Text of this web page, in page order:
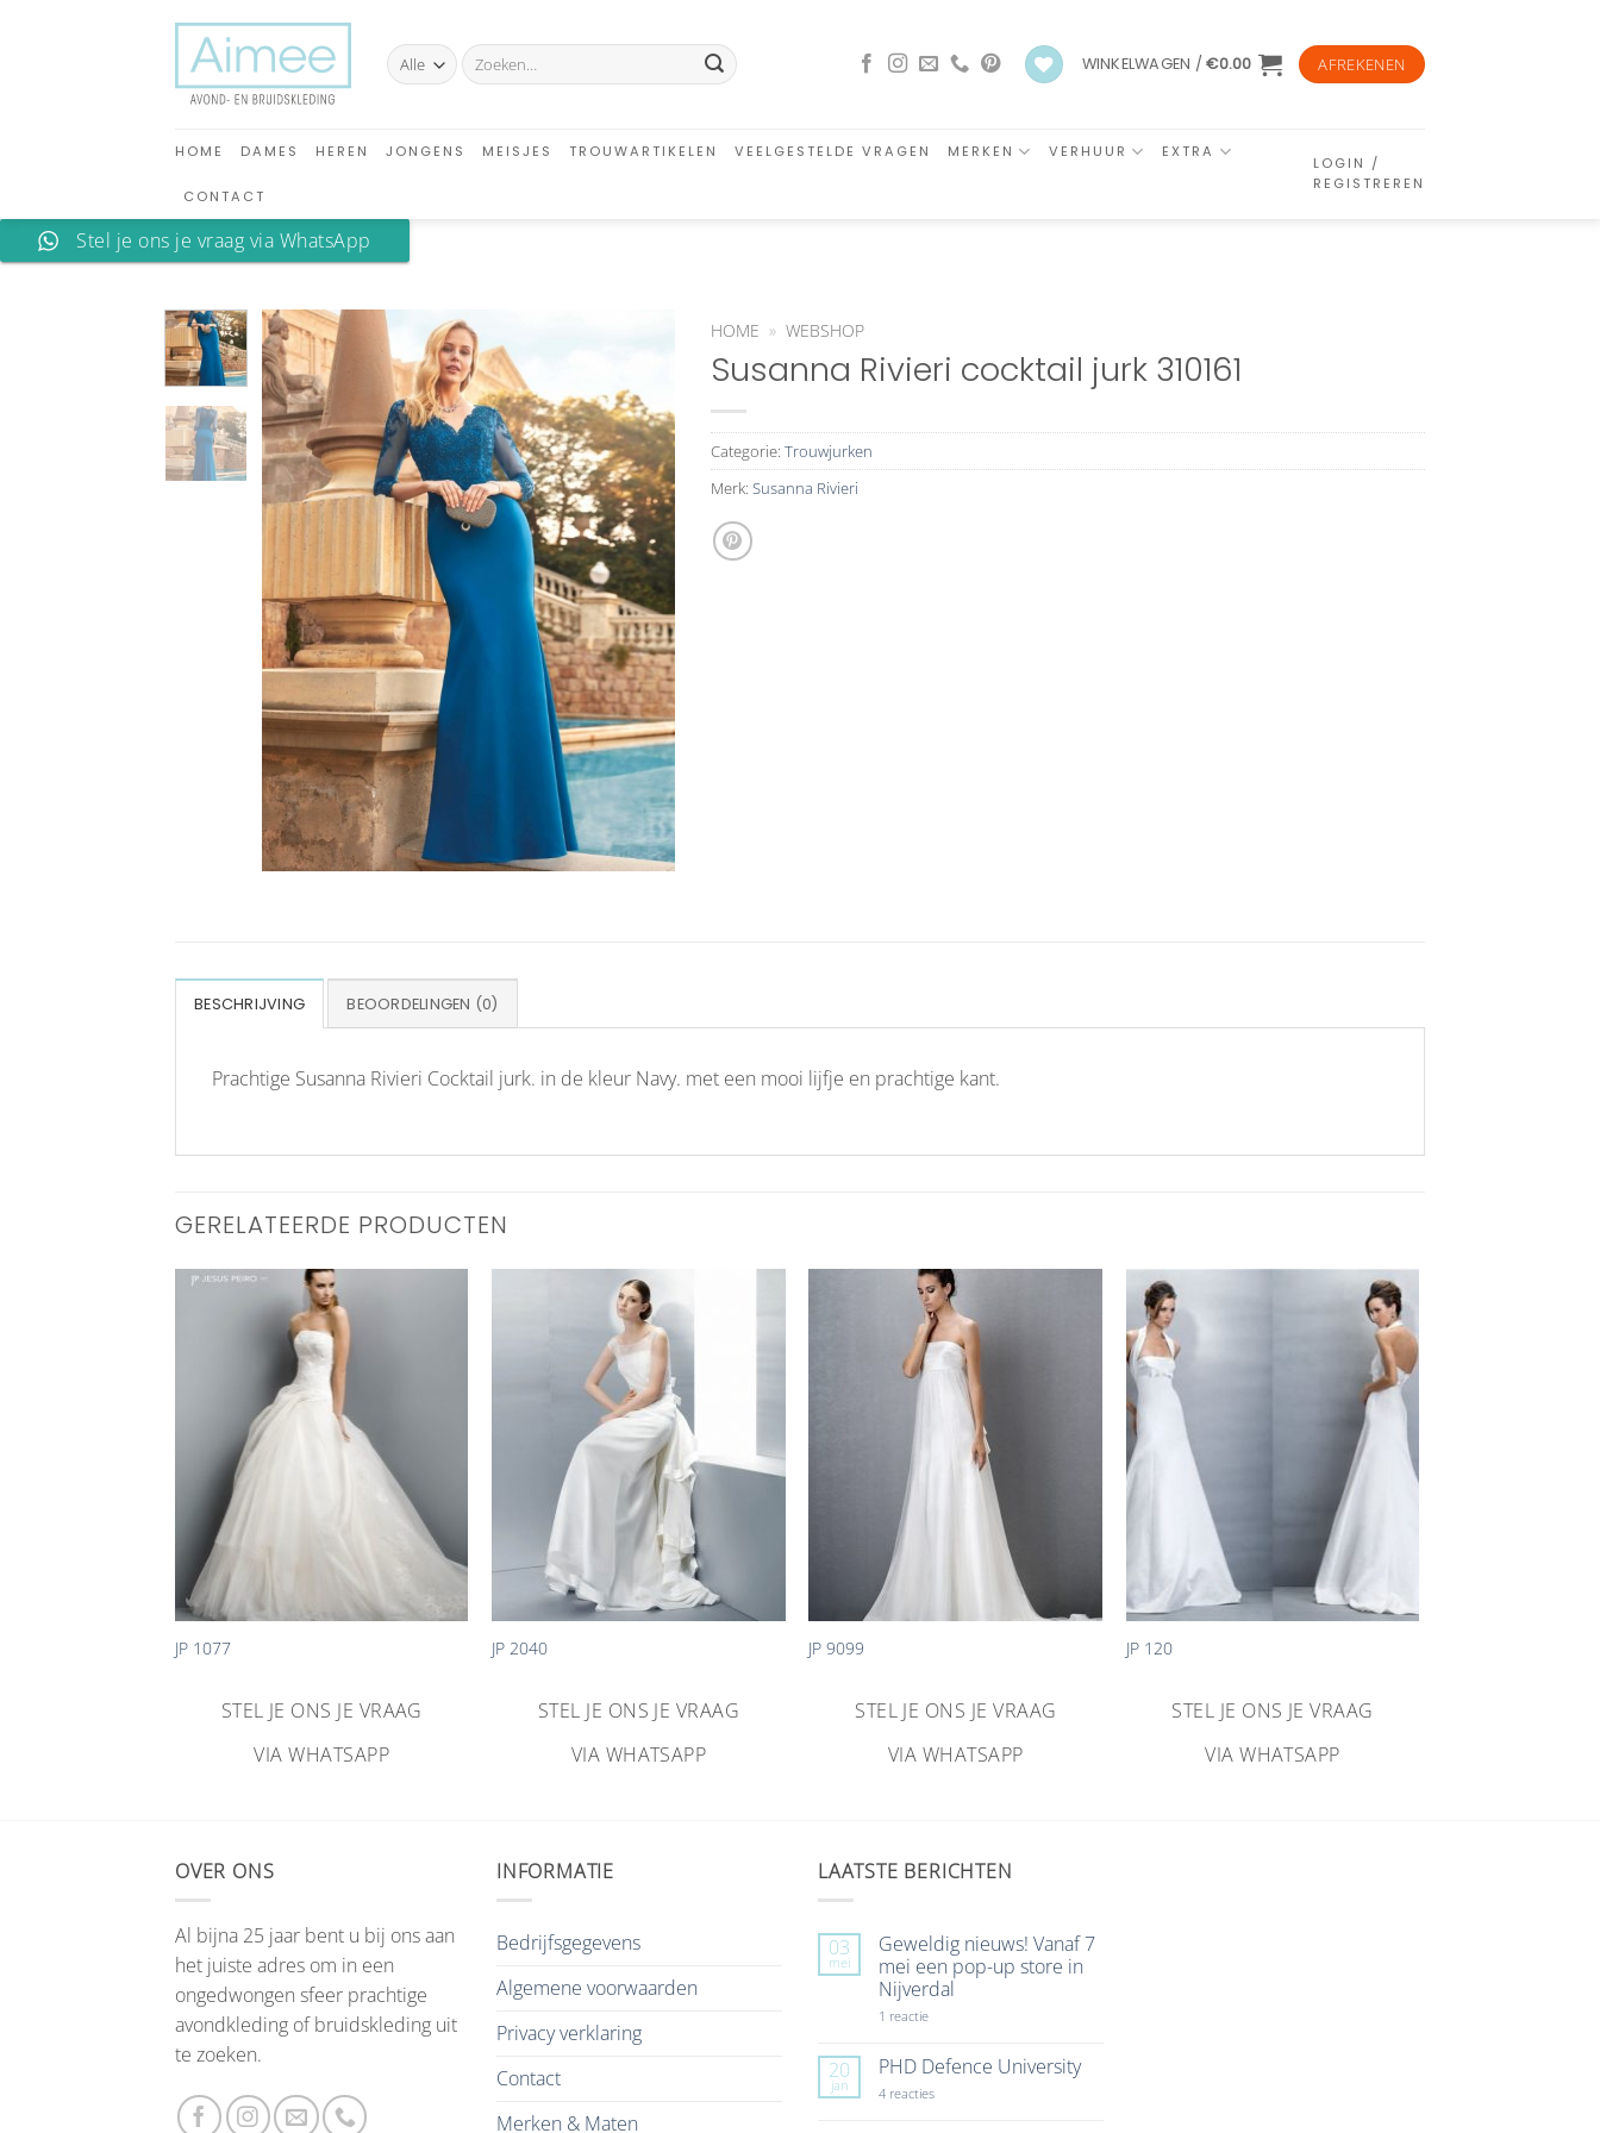
Zoeken
naar:
WINKELWAGEN /€0.00 AFREKENEN
HOME DAMES HEREN JONGENS MEISJES TROUWARTIKELEN VEELGESTELDE VRAGEN MERKEN VERHUUR EXTRA
CONTACT
LOGIN /
REGISTREREN
Stel je ons je vraag via WhatsApp
Aan
verlanglijst
toevoegen
HOME » WEBSHOP
Susanna Rivieri cocktail jurk 310161
Categorie: Trouwjurken
Merk: Susanna Rivieri
BESCHRIJVING BEOORDELINGEN (0)
Prachtige Susanna Rivieri Cocktail jurk. in de kleur Navy. met een mooi lijfje en prachtige kant.
GERELATEERDE PRODUCTEN
JP 1077
STEL JE ONS JE VRAAG
VIA WHATSAPP
JP 2040
STEL JE ONS JE VRAAG
VIA WHATSAPP
JP 9099
STEL JE ONS JE VRAAG
VIA WHATSAPP
Aan
verlanglijst
toevoegen
+
JP 120
STEL JE ONS JE VRAAG
VIA WHATSAPP
OVER ONS
Al bijna 25 jaar bent u bij ons aan
het juiste adres om in een
ongedwongen sfeer prachtige
avondkleding of bruidskleding uit
te zoeken.
INFORMATIE
Bedrijfsgegevens
Algemene voorwaarden
Privacy verklaring
Contact
Merken & Maten
LAATSTE BERICHTEN
03
mei
Geweldig nieuws! Vanaf 7
mei een pop-up store in
Nijverdal
1 reactieop
Vanaf
7
mei
20
jan
PHD Defence University
4 reactiesop